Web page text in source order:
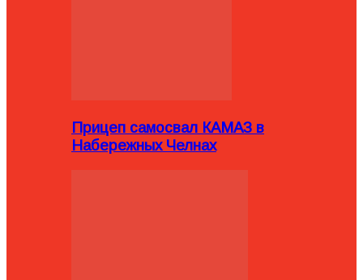
Прицеп самосвал КАМАЗ в
Набережных Челнах